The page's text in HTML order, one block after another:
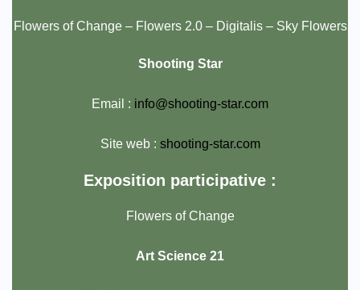
Flowers of Change – Flowers 2.0 – Digitalis – Sky Flowers
Shooting Star
Email : info@shooting-star.com
Site web : shooting-star.com
Exposition participative :
Flowers of Change
Art Science 21